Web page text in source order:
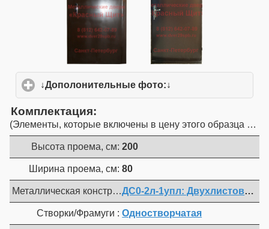
↓Дополонительные фото:↓
Комплектация
Элементы, которые включены в цену этого образца
Высота проема, см:200
Ширина проема, см:80
Металлическая конструкция :ДС0-2л-1упл: Двухлистовая
Створки/Фрамуги :Одностворчатая